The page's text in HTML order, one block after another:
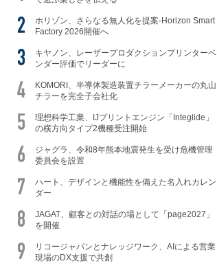
ホリゾン、さらなる無人化を提案-Horizon Smart
Factory 2026開催へ
キヤノン、レーザープロダクションプリンターベ
ンダー評価でリーダーに
KOMORI、半導体製造装置チラーメーカーの丸山
チラーを完全子会社化
理想科学工業、IJプリントエンジン「Integlide」
の横方向タイプ2機種受注開始
ジャグラ、令和8年熊本地震発生を受け危機管理
委員会を設置
ハート、デザインと機能性を備えた名入れカレン
ダー
JAGAT、顧客との対話の場として「page2027」
を開催
リコージャパンとナレッジワーク、AIによる営業
現場のDX支援で共創